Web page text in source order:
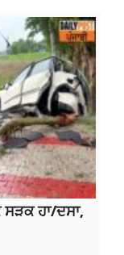
ਹਾ/ਦਸਾ,